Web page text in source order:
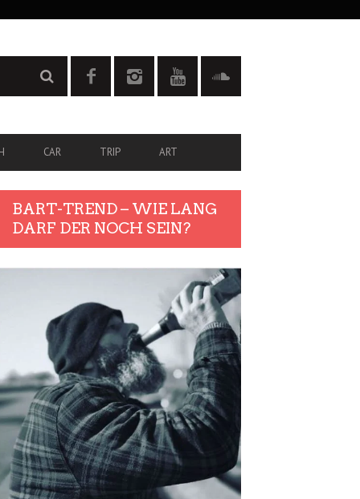
CAR TRIP ART
BART-TREND – WIE LANG
DARF DER NOCH SEIN?